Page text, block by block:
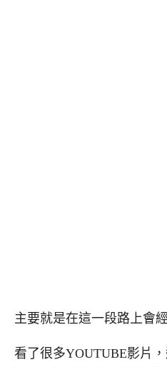
主要就是在這一段路上會
看了很多YOUTUBE影片